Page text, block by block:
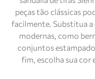
peças tão clássicas
facilmente. Substitua a
modernas, como
conjuntos
fim, escolha sua cor